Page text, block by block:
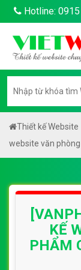
Hotline:
Thiết kế Website
website văn
KẾ
PHẨM